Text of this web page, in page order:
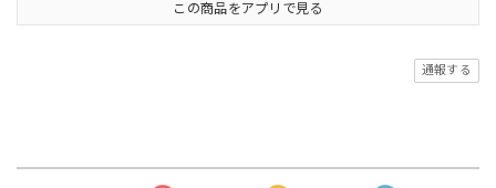
この商品をアプリで見る
通報する